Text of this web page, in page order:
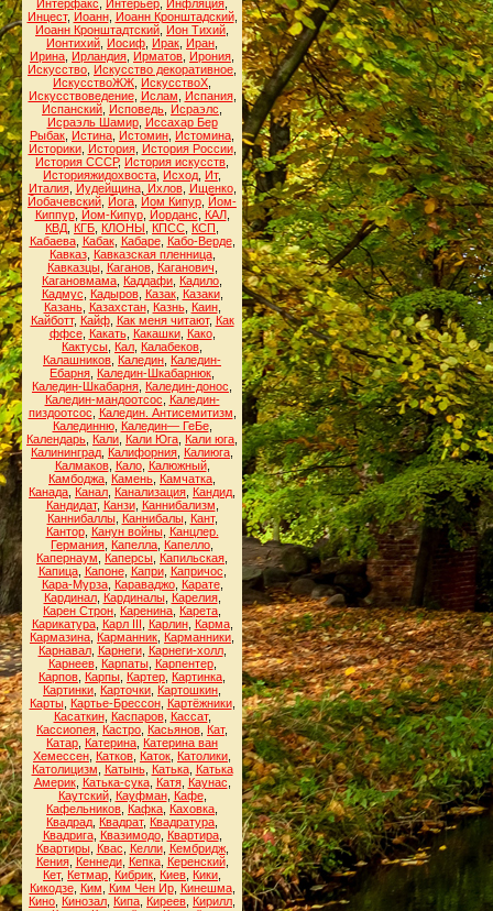
Интерфакс
Интерьер Инфляция
Инцест, Иоанн, Иоанн Кронштадский,
Иоанн Кронштадтский Ион Тихий
Ионтихий Иосиф Ирак Иран
Ирина Ирландия Ирматов Ирония
Искусство Искусство декоративное
ИскусствоЖЖ ИскусствоХ
Искусствоведение, Ислам Испания,
Испанский Исповедь Исраэлс
Исраэль Шамир, Иссахар Бер
Рыбак Истина Истомин Истомина
Историки, История, История России,
История СССР, История искусств
Историяжидохвоста Исход Ит,
Италия, Иудейщина, Ихлов, Ищенко,
Йобачевский Йога Йом Кипур Йом-
Киппур, Йом-Кипур, Йорданс КАЛ,
КВД КГБ КЛОНЫ КПСС КСП
Кабаева, Кабак, Кабаре, Кабо-Верде,
Кавказ, Кавказская пленница,
Кавказцы, Каганов, Каганович
Кагановмама Каддафи Кадило
Кадмус
Кадыров, Казак, Казаки,
Казань, Казахстан, Казнь, Каин,
Кайботт, Кайф, Как меня читают, Как
ффсе, Какать, Какашки, Како,
Кактусы Кал Калабеков
Калашников Каледин Каледин-
Ебарня Каледин-Шкабарнюк
Каледин-Шкабарня Каледин-донос
Каледин-мандоотсос
Каледин-
пиздоотсос
Каледин. Антисемитизм
Калединню, Каледин— ГеБе,
Календарь Кали Кали Юга Кали юга
Калининград Калифорния Калиюга
Калмаков, Кало, Калюжный,
Камбоджа Камень Камчатка
Канада Канал Канализация Кандид
Кандидат, Канзи, Каннибализм
Каннибаллы, Каннибалы, Кант,
Кантор, Канун войны, Канцлер.
Германия Капелла Капелло
Капернаум
Каперсы Капильская
Капица, Капоне, Капри, Капричос
Кара-Мурза, Караваджо, Карате,
Кардинал, Кардиналы, Карелия,
Карен Строн Каренина Карета
Карикатура, Карл III Карлин, Карма,
Кармазина Карманник Карманники
Карнавал, Карнеги, Карнеги-холл,
Карнеев, Карпаты, Карпентер,
Карпов Карпы Картер Картинка
Картинки Карточки Картошкин
Карты, Картье-Брессон, Картёжники,
Касаткин, Каспаров, Кассат,
Кассиопея Кастро Касьянов Кат,
Катар Катерина Катерина ван
Хемессен Катков Каток Католики
Католицизм
Катынь, Катька, Катька
Америк, Катька-сука, Катя, Каунас
Каутский, Кауфман, Кафе,
Кафельников Кафка Каховка
Квадрад Квадрат, Квадратура
Квадрига, Квазимодо, Квартира,
Квартиры, Квас Келли, Кембридж,
Кения, Кеннеди, Кепка, Керенский,
Кет, Кетмар Кибрик Киев Кики
Кикодзе, Ким Ким Чен Ир, Кинешма,
Кино Кинозал Кипа Киреев Кирилл